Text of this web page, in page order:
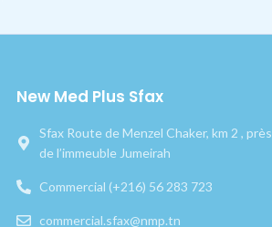
New Med Plus Sfax
Sfax Route de Menzel Chaker, km 2 , près
de l’immeuble Jumeirah
Commercial (+216) 56 283 723
commercial.sfax@nmp.tn